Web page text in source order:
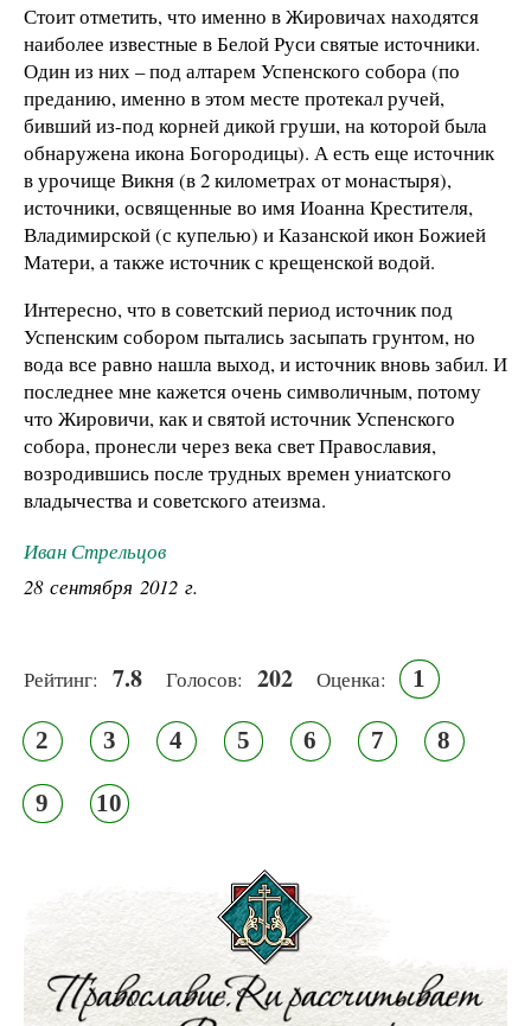
Стоит отметить, что именно в Жировичах находятся
наиболее известные в Белой Руси святые источники.
Один из них – под алтарем Успенского собора (по
преданию, именно в этом месте протекал ручей,
бивший из-под корней дикой груши, на которой была
обнаружена икона Богородицы). А есть еще источник
в урочище Викня (в 2 километрах от монастыря),
источники, освященные во имя Иоанна Крестителя,
Владимирской (с купелью) и Казанской икон Божией
Матери, а также источник с крещенской водой.
Интересно, что в советский период источник под
Успенским собором пытались засыпать грунтом, но
вода все равно нашла выход, и источник вновь забил. И
последнее мне кажется очень символичным, потому
что Жировичи, как и святой источник Успенского
собора, пронесли через века свет Православия,
возродившись после трудных времен униатского
владычества и советского атеизма.
Иван Стрельцов
28 сентября 2012 г.
Рейтинг: 7.8 Голосов: 202 Оценка: 1
2 3 4 5 6 7 8
9 10